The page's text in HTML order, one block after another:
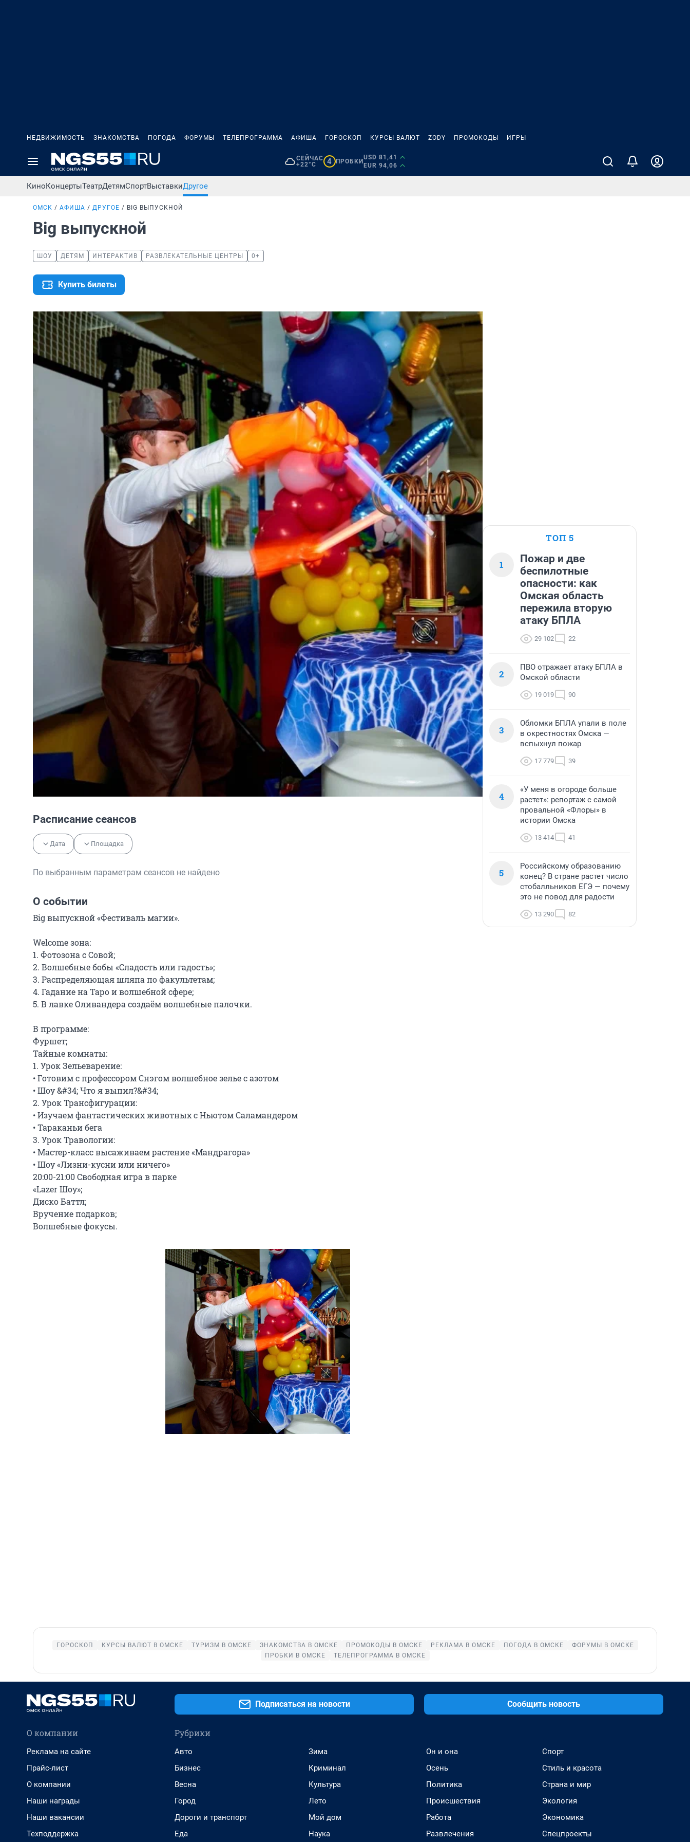
НЕДВИЖИМОСТЬ ЗНАКОМСТВА ПОГОДА ФОРУМЫ ТЕЛЕПРОГРАММА АФИША ГОРОСКОП КУРСЫ ВАЛЮТ ZODY ПРОМОКОДЫ ИГРЫ
СЕЙЧАС
+22°C
4 ПРОБКИ
USD 81,41
EUR 94,06
КиноКонцертыТеатрДетямСпортВыставкиДругое
ОМСК АФИША ДРУГОЕ BIG ВЫПУСКНОЙ
Big выпускной
ШОУ ДЕТЯМ ИНТЕРАКТИВ РАЗВЛЕКАТЕЛЬНЫЕ ЦЕНТРЫ 0+
Купить билеты
Расписание сеансов
Дата Площадка
По выбранным параметрам сеансов не найдено
О событии
Big выпускной «Фестиваль магии».
Welcome зона:
1. Фотозона с Совой;
2. Волшебные бобы «Сладость или гадость»;
3. Распределяющая шляпа по факультетам;
4. Гадание на Таро и волшебной сфере;
5. В лавке Оливандера создаём волшебные палочки.
В программе:
Фуршет;
Тайные комнаты:
1. Урок Зельеварение:
• Готовим с профессором Снэгом волшебное зелье с азотом
• Шоу &#34; Что я выпил?&#34;
2. Урок Трансфигурации:
• Изучаем фантастических животных с Ньютом Саламандером
• Тараканьи бега
3. Урок Травологии:
• Мастер-класс высаживаем растение «Мандрагора»
• Шоу «Лизни-кусни или ничего»
20:00-21:00 Свободная игра в парке
«Lazer Шоу»;
Диско Баттл;
Вручение подарков;
Волшебные фокусы.
ТОП 5
1
Пожар и две
беспилотные
опасности: как
Омская область
пережила вторую
атаку БПЛА
29 102 22
2
ПВО отражает атаку БПЛА в
Омской области
19 019 90
3
Обломки БПЛА упали в поле
в окрестностях Омска —
вспыхнул пожар
17 779 39
4
«У меня в огороде больше
растет»: репортаж с самой
провальной «Флоры» в
истории Омска
13 414 41
5
Российскому образованию
конец? В стране растет число
стобалльников ЕГЭ — почему
это не повод для радости
13 290 82
ГОРОСКОП КУРСЫ ВАЛЮТ В ОМСКЕ ТУРИЗМ В ОМСКЕ ЗНАКОМСТВА В ОМСКЕ ПРОМОКОДЫ В ОМСКЕ РЕКЛАМА В ОМСКЕ ПОГОДА В ОМСКЕ
ФОРУМЫ В ОМСКЕ
ПРОБКИ В ОМСКЕ
ТЕЛЕПРОГРАММА В ОМСКЕ
Подписаться на новости Сообщить новость
О компании
Реклама на сайте
Прайс-лист
О компании
Наши награды
Наши вакансии
Техподдержка
Рубрики
Авто
Бизнес
Весна
Город
Дороги и транспорт
Еда
Зима
Криминал
Культура
Лето
Мой дом
Наука
Он и она
Осень
Политика
Происшествия
Работа
Развлечения
Спорт
Стиль и красота
Страна и мир
Экология
Экономика
Спецпроекты